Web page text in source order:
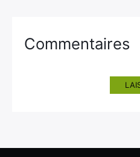
Commentaires